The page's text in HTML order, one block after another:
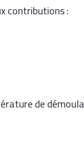
contributions :
de